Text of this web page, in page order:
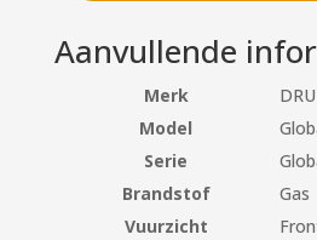
Aanvullende
Merk
DRU
Model
Serie
Brandstof
Gas
Vuurzicht